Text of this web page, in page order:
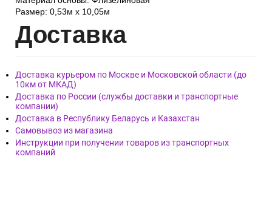
Размер: 0,53м x 10,05м
Доставка
Доставка курьером по Москве и Московской области (до
10км от МКАД)
Доставка по России (службы доставки и транспортные
компании)
Доставка в Республику Беларусь и Казахстан
Самовывоз из магазина
Инструкции при получении товаров из транспортных
компаний